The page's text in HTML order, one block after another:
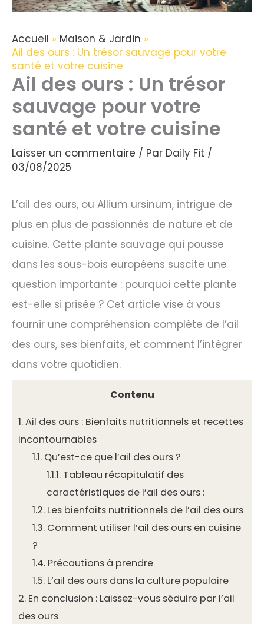
Accueil
Maison & Jardin
Ail des ours : Un trésor sauvage pour votre
santé et votre cuisine
Ail des ours : Un trésor
sauvage pour votre
santé et votre cuisine
Laisser un commentaire / Par Daily Fit /
03/08/2025
L’ail des ours, ou Allium ursinum, intrigue de
plus en plus de passionnés de nature et de
cuisine. Cette plante sauvage qui pousse
dans les sous-bois européens suscite une
question importante : pourquoi cette plante
est-elle si prisée ? Cet article vise à vous
fournir une compréhension complète de l’ail
des ours, ses bienfaits, et comment l’intégrer
dans votre quotidien.
Contenu
1.Ail des ours : Bienfaits nutritionnels et recettes
incontournables
1.1. Qu’est-ce que l’ail des ours ?
1.1.1. Tableau récapitulatif des
caractéristiques de l’ail des ours :
1.2. Les bienfaits nutritionnels de l’ail des ours
1.3. Comment utiliser l’ail des ours en cuisine
?
1.4. Précautions à prendre
1.5. L’ail des ours dans la culture populaire
2. En conclusion : Laissez-vous séduire par l’ail
des ours